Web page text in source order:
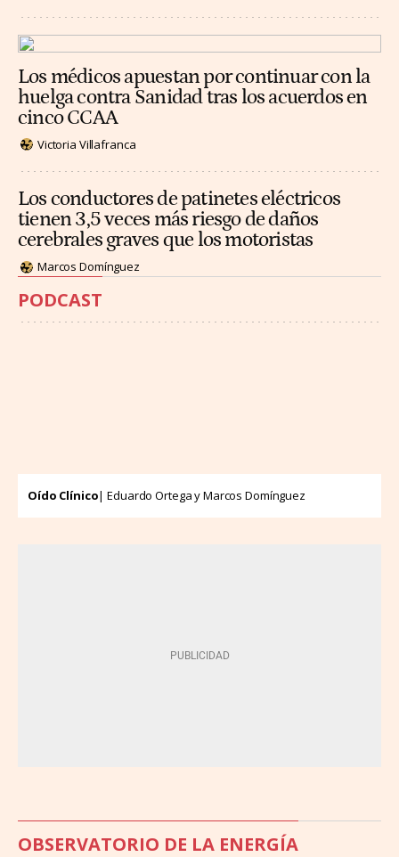
Los médicos apuestan por continuar con la
huelga contra Sanidad tras los acuerdos en
cinco CCAA
Victoria Villafranca
Los conductores de patinetes eléctricos
tienen 3,5 veces más riesgo de daños
cerebrales graves que los motoristas
Marcos Domínguez
PODCAST
Oído Clínico| Eduardo Ortega y Marcos Domínguez
OBSERVATORIO DE LA ENERGÍA